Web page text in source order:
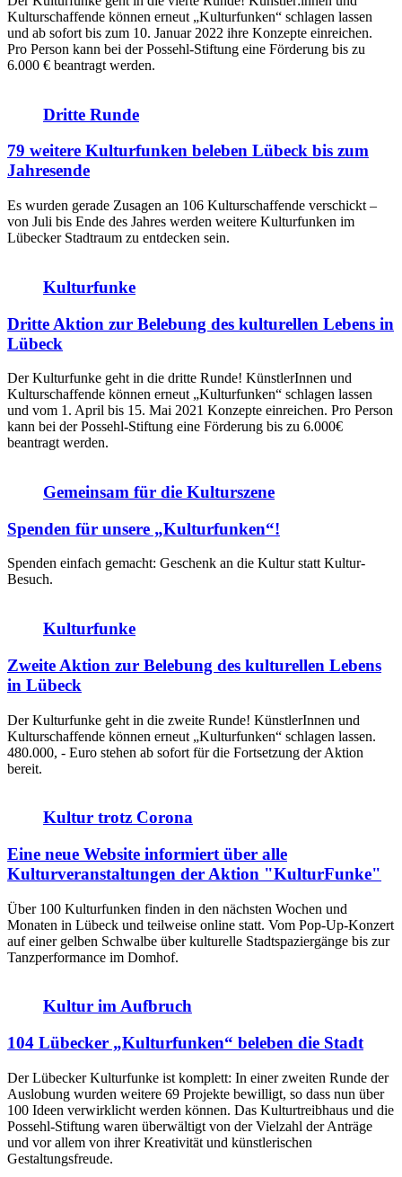
Kulturschaffende können erneut „Kulturfunken“ schlagen lassen
und ab sofort bis zum 10. Januar 2022 ihre Konzepte einreichen.
Pro Person kann bei der Possehl-Stiftung eine Förderung bis zu
6.000 € beantragt werden.
Dritte Runde
79 weitere Kulturfunken beleben Lübeck bis zum
Jahresende
Es wurden gerade Zusagen an 106 Kulturschaffende verschickt –
von Juli bis Ende des Jahres werden weitere Kulturfunken im
Lübecker Stadtraum zu entdecken sein.
Kulturfunke
Dritte Aktion zur Belebung des kulturellen Lebens in
Lübeck
Der Kulturfunke geht in die dritte Runde! KünstlerInnen und
Kulturschaffende können erneut „Kulturfunken“ schlagen lassen
und vom 1. April bis 15. Mai 2021 Konzepte einreichen. Pro Person
kann bei der Possehl-Stiftung eine Förderung bis zu 6.000€
beantragt werden.
Gemeinsam für die Kulturszene
Spenden für unsere „Kulturfunken“!
Spenden einfach gemacht: Geschenk an die Kultur statt Kultur-
Besuch.
Kulturfunke
Zweite Aktion zur Belebung des kulturellen Lebens
in Lübeck
Der Kulturfunke geht in die zweite Runde! KünstlerInnen und
Kulturschaffende können erneut „Kulturfunken“ schlagen lassen.
480.000, - Euro stehen ab sofort für die Fortsetzung der Aktion
bereit.
Kultur trotz Corona
Eine neue Website informiert über alle
Kulturveranstaltungen der Aktion "KulturFunke"
Über 100 Kulturfunken finden in den nächsten Wochen und
Monaten in Lübeck und teilweise online statt. Vom Pop-Up-Konzert
auf einer gelben Schwalbe über kulturelle Stadtspaziergänge bis zur
Tanzperformance im Domhof.
Kultur im Aufbruch
104 Lübecker „Kulturfunken“ beleben die Stadt
Der Lübecker Kulturfunke ist komplett: In einer zweiten Runde der
Auslobung wurden weitere 69 Projekte bewilligt, so dass nun über
100 Ideen verwirklicht werden können. Das Kulturtreibhaus und die
Possehl-Stiftung waren überwältigt von der Vielzahl der Anträge
und vor allem von ihrer Kreativität und künstlerischen
Gestaltungsfreude.